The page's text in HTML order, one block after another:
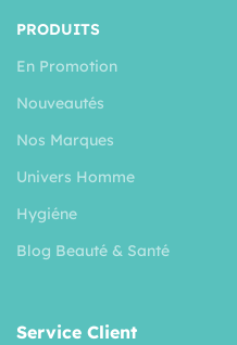
PRODUITS
En Promotion
Nouveautés
Nos Marques
Univers Homme
Hygiéne
Blog Beauté & Santé
Service Client